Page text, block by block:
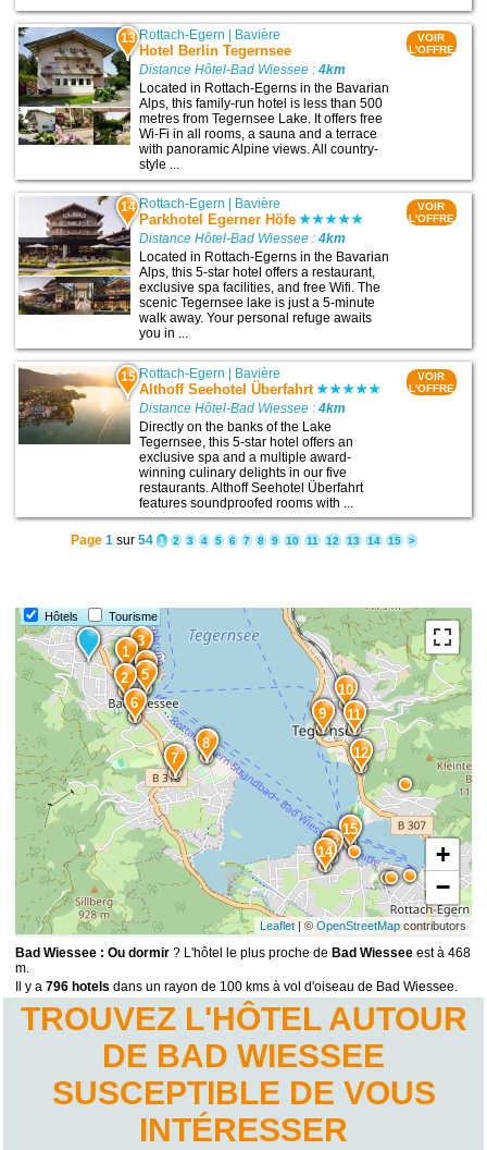
13 Rottach-Egern Bavière
Hotel Berlin Tegernsee
Distance Hôtel-Bad Wiessee :4km
Located in Rottach-Egerns in the Bavarian
Alps, this family-run hotel is less than 500
metres from Tegernsee Lake. It offers free
Wi-Fi in all rooms, a sauna and a terrace
with panoramic Alpine views. All country-
style ...
VOIR
L'OFFRE
14 Rottach-Egern Bavière
Parkhotel Egerner Höfe
Distance Hôtel-Bad Wiessee :4km
Located in Rottach-Egerns in the Bavarian
Alps, this 5-star hotel offers a restaurant,
exclusive spa facilities, and free Wifi. The
scenic Tegernsee lake is just a 5-minute
walk away. Your personal refuge awaits
you in ...
VOIR
L'OFFRE
15 Rottach-Egern | Bavière
Althoff Seehotel Überfahrt
Distance Hôtel-Bad Wiessee :4km
Directly on the banks of the Lake
Tegernsee, this 5-star hotel offers an
exclusive spa and a multiple award-
winning culinary delights in our five
restaurants. Althoff Seehotel Überfahrt
features soundproofed rooms with ...
VOIR
L'OFFRE
Page 1sur 54 1 2 3 4 5 6 7 8 9 10 11 12 13 14 15 >
Hôtels Tourisme
15
14
13
12
11
10
9
8
7
6
5
4
3
2
1
+
−
Leaflet| ©OpenStreetMapcontributors
Bad Wiessee : Ou dormir ? L'hôtel le plus proche de Bad Wiessee est à 468
m.
Il y a796 hotels dans un rayon de 100 kms à vol d'oiseau de Bad Wiessee.
TROUVEZ L'HÔTEL AUTOUR
DE BAD WIESSEE
SUSCEPTIBLE DE VOUS
INTÉRESSER